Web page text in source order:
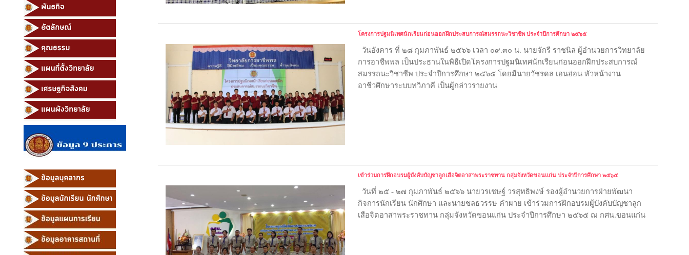
โครงการปฐมนิเทศนักเรียนก่อนออกฝึกประสบการณ์สมรรถนะวิชาชีพ ประจำปีการศึกษา ๒๕๖๕
วันอังคาร ที่ ๒๘ กุมภาพันธ์ ๒๕๖๖ เวลา ๐๙.๓๐ น. นายจักรี ราชนิล ผู้อำนวยการวิทยาลัย
การอาชีพพล เป็นประธานในพิธีเปิดโครงการปฐมนิเทศนักเรียนก่อนออกฝึกประสบการณ์
สมรรถนะวิชาชีพ ประจำปีการศึกษา ๒๕๖๕ โดยมีนายวัชรดล เอนอ่อน หัวหน้างาน
อาชีวศึกษาระบบทวิภาคี เป็นผู้กล่าวรายงาน
เข้าร่วมการฝึกอบรมผู้บังคับบัญชาลูกเสือจิตอาสาพระราชทาน กลุ่มจังหวัดขอนแก่น ประจำปีการศึกษา ๒๕๖๕
วันที่ ๒๕ - ๒๗ กุมภาพันธ์ ๒๕๖๖ นายวรเชษฐ์ วรสุทธิพงษ์ รองผู้อำนวยการฝ่ายพัฒนา
กิจการนักเรียน นักศึกษา และนายชลธวรรษ คำผาย เข้าร่วมการฝึกอบรมผู้บังคับบัญชาลูก
เสือจิตอาสาพระราชทาน กลุ่มจังหวัดขอนแก่น ประจำปีการศึกษา ๒๕๖๕ ณ กศน.ขอนแก่น